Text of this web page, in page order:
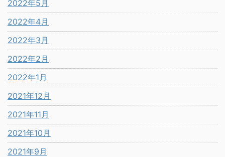
2022年5月
2022年4月
2022年3月
2022年2月
2022年1月
2021年12月
2021年11月
2021年10月
2021年9月